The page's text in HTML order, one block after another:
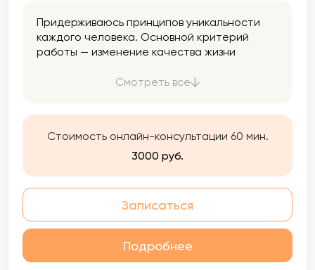
Придерживаюсь принципов уникальности
каждого человека. Основной критерий
работы — изменение качества жизни
запросом. Находим вместе с клиентом его
Смотреть все
Стоимость онлайн-консультации 60 мин.
3000 руб.
Записаться
Подробнее